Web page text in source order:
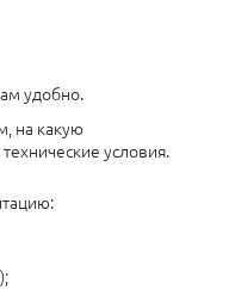
удобно.
на какую
условия.